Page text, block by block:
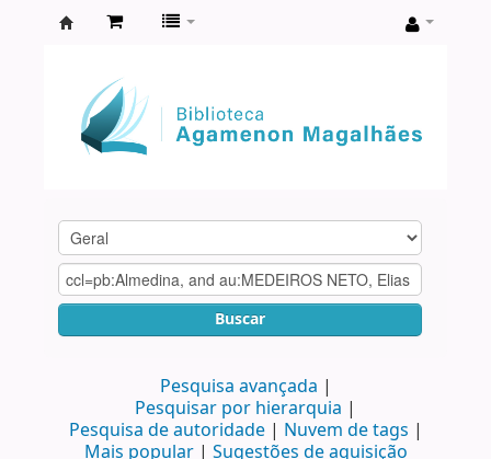
Agamenon
Magalhães
Buscar
Pesquisa avançada
Pesquisar por hierarquia
Pesquisa de autoridade
Nuvem de tags
Mais popular
Sugestões de aquisição